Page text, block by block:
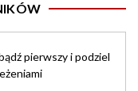
pierwszy i podziel